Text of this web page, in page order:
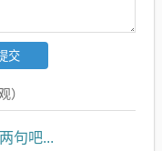
）
句吧...